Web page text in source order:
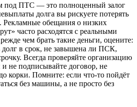
под ПТС — это полноценный залог
долга вы рискуете потерять
Рекламные обещания о низких
часто расходятся с реальными
чем брать такие деньги, оцените:
долг в срок, не завышена ли ПСК,
Всегда проверяйте организацию
и не подписывайте договор, не
корки. Помните: если что-то пойдёт
без машины, а не просто без